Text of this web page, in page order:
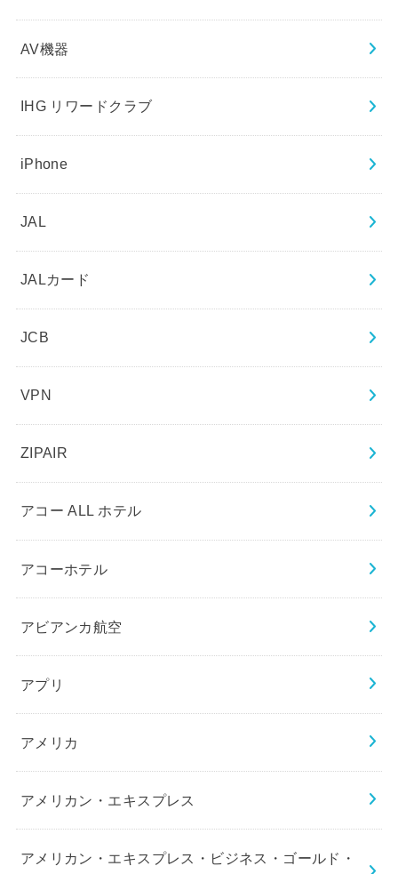
AV機器
IHG リワードクラブ
iPhone
JAL
JALカード
JCB
VPN
ZIPAIR
アコー ALL ホテル
アコーホテル
アビアンカ航空
アプリ
アメリカ
アメリカン・エキスプレス
アメリカン・エキスプレス・ビジネス・ゴールド・